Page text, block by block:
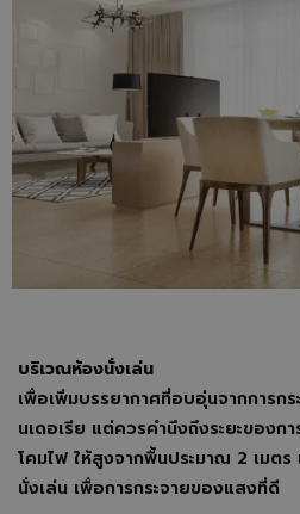
บริเวณห้องนั่งเล่น
เพื่อเพิ่มบรรยากาศที่อบอุ่นจากการก
นเดอเรีย แต่ควรคำนึงถึงระยะของก
โคมไฟ ให้สูงจากพื้นประมาณ 2 เมต
นั่งเล่น เพื่อการกระจายของแสงที่ดี